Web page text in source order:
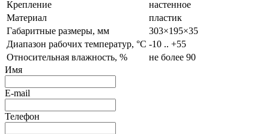
Крепление
настенное
Материал
пластик
Габаритные размеры, мм
303×195×35
Диапазон рабочих температур, °C -10 .. +55
Относительная влажность, %
не более 90
Имя
E-mail
Телефон